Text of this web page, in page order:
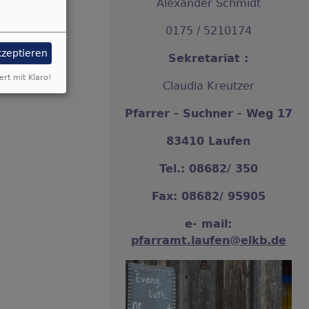
Alexander Schmidt
0175 / 5210174
Sekretariat :
Claudia Kreutzer
Pfarrer - Suchner - Weg 17
83410 Laufen
Tel.: 08682/ 350
Fax: 08682/ 95905
e- mail:
pfarramt.laufen@elkb.de
mit Klaro!